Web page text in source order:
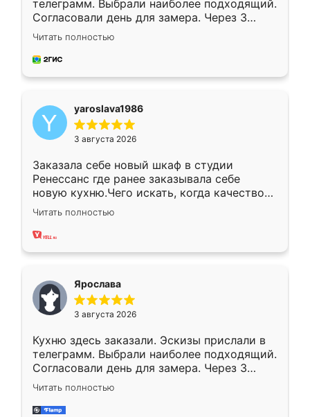
телеграмм. Выбрали наиболее подходящий.
Согласовали день для замера. Через 3
недели кухня была уже готова. Остались
довольны работой. Спасибо Ренессанс
мебель за качественную работу!
Читать полностью
yaroslava1986
3 августа 2026
Заказала себе новый шкаф в студии
Ренессанс где ранее заказывала себе
новую кухню.Чего искать, когда качеством
вполне довольна. Служит кухня уже почти
два года, нареканий нет.
Читать полностью
Ярослава
3 августа 2026
Кухню здесь заказали. Эскизы прислали в
телеграмм. Выбрали наиболее подходящий.
Согласовали день для замера. Через 3
недели кухня была уже готова. Остались
довольны работой. Спасибо Ренессанс
мебель за качественную работу!
Читать полностью